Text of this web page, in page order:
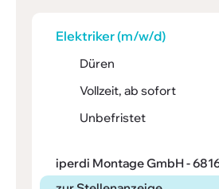
Elek­triker (m/w/d)
Düren
Vollzeit, ab sofort
Unbefristet
iperdi Montage GmbH -